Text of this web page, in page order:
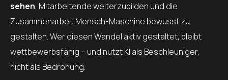
sehen, Mitarbeitende weiterzubilden und die
Zusammenarbeit Mensch-Maschine bewusst zu
gestalten. Wer diesen Wandel aktiv gestaltet, bleibt
wettbewerbsfähig – und nutzt KI als Beschleuniger,
nicht als Bedrohung.